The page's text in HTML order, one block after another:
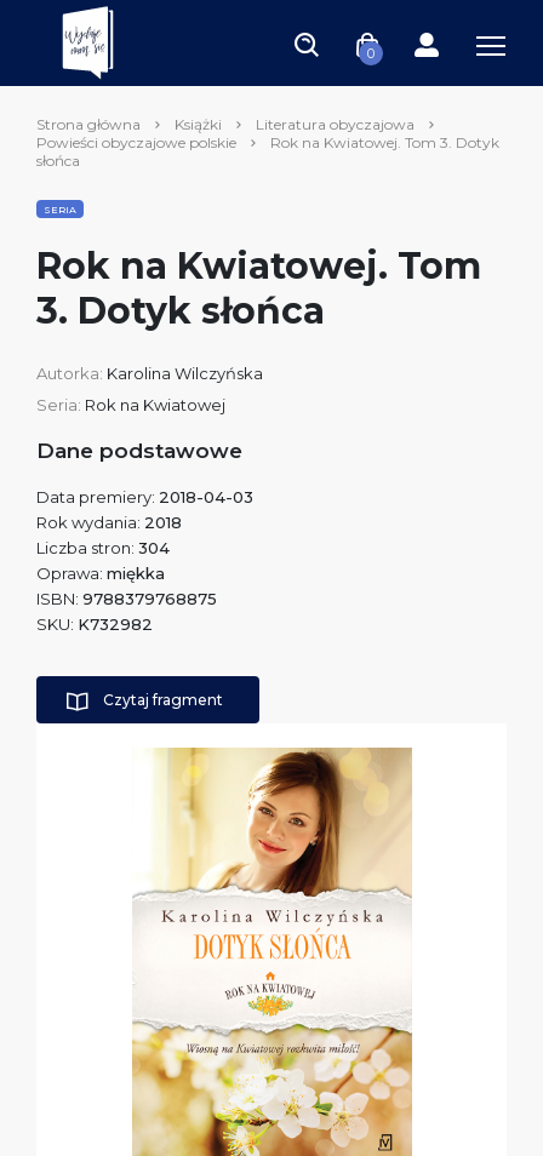
0
Strona główna Książki
Literatura obyczajowa
Powieści obyczajowe polskie
Rok na Kwiatowej. Tom 3. Dotyk
słońca
SERIA
Rok na Kwiatowej. Tom
3. Dotyk słońca
Autorka: Karolina Wilczyńska
Seria: Rok na Kwiatowej
Dane podstawowe
Data premiery: 2018-04-03
Rok wydania: 2018
Liczba stron: 304
Oprawa: miękka
ISBN: 9788379768875
SKU: K732982
Czytaj fragment